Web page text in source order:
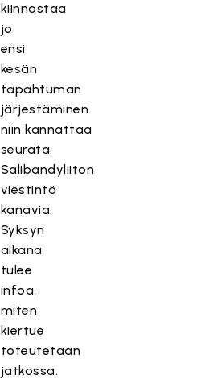
kiinnostaa
jo
ensi
kesän
tapahtuman
järjestäminen
niin kannattaa
seurata
Salibandyliiton
viestintä
kanavia.
Syksyn
aikana
tulee
infoa,
miten
kiertue
toteutetaan
jatkossa.